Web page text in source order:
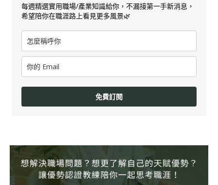
每週精選實用職場/產業知識給你，不漏接第一手新消息，
希望陪你在職涯路上看見更多風景🌿
免費訂閱